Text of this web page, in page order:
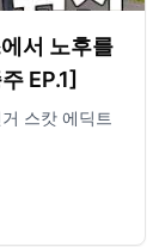
서 노후를
EP.1]
· · ·